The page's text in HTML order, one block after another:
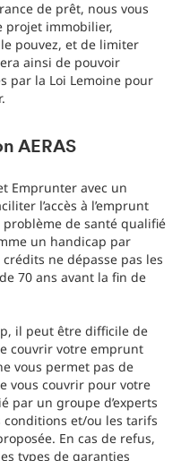
de prêt, nous vous
projet immobilier,
pouvez, et de limiter
ainsi de pouvoir
par la Loi Lemoine pour
AERAS
Emprunter avec un
l’accès à l’emprunt
de santé qualifié
un handicap par
ne dépasse pas les
70 ans avant la fin de
il peut être difficile de
couvrir votre emprunt
vous permet pas de
vous couvrir pour votre
par un groupe d’experts
conditions et/ou les tarifs
En cas de refus,
types de garanties